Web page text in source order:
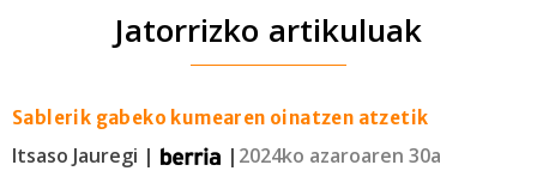
Jatorrizko artikuluak
Sablerik gabeko kumearen oinatzen atzetik
Itsaso Jauregi | | 2024ko azaroaren 30a